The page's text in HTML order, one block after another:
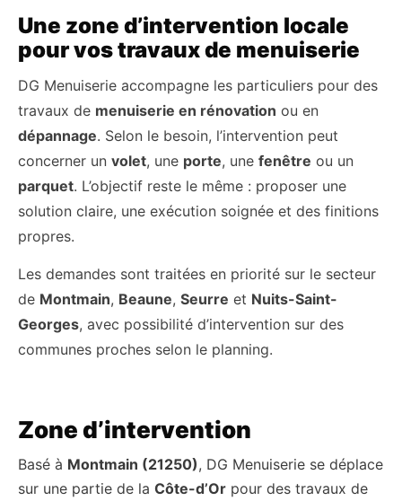
Une zone d’intervention locale
pour vos travaux de menuiserie
DG Menuiserie accompagne les particuliers pour des
travaux de menuiserie en rénovation ou en
dépannage. Selon le besoin, l’intervention peut
concerner un volet, une porte, une fenêtre ou un
parquet. L’objectif reste le même : proposer une
solution claire, une exécution soignée et des finitions
propres.
Les demandes sont traitées en priorité sur le secteur
de Montmain, Beaune, Seurre et Nuits-Saint-
Georges, avec possibilité d’intervention sur des
communes proches selon le planning.
Zone d’intervention
Basé à Montmain (21250), DG Menuiserie se déplace
sur une partie de la Côte-d’Or pour des travaux de